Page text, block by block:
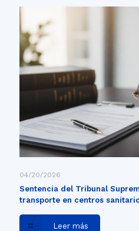
04/20/2026
Sentencia del Tribunal
transporte en centros
Leer más